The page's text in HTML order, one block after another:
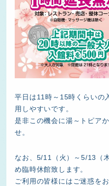
平日は11時～15時くらいの
用しやすいです。
是非この機会に湯～トピア
せ。
なお、5/11（火）～5/13（
め臨時休館致します。
ご利用の皆様にはご迷惑を